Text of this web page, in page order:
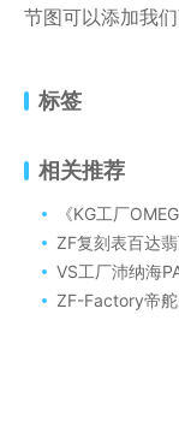
节图可以添加我
标签
相关推荐
《KG工厂OMEGA欧米
ZF复刻表百达
VS工厂沛纳海
ZF-Factory帝